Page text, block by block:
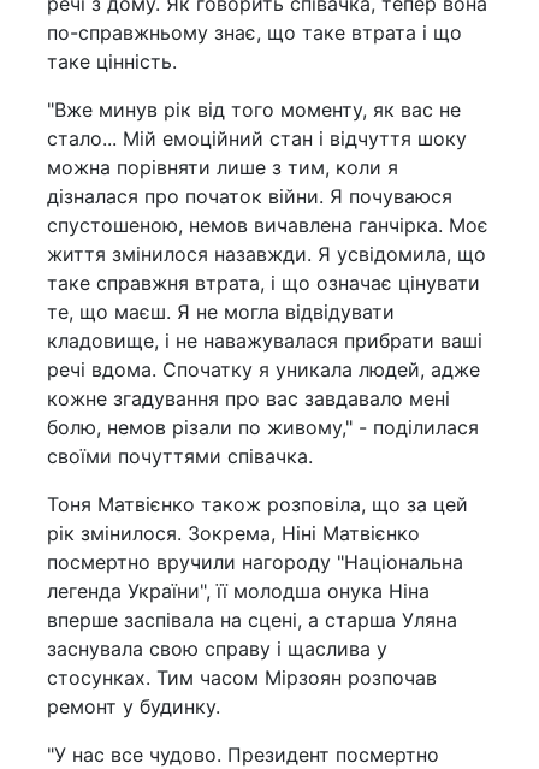
по-справжньому знає, що таке втрата і що
таке цінність.
"Вже минув рік від того моменту, як вас не
стало... Мій емоційний стан і відчуття шоку
можна порівняти лише з тим, коли я
дізналася про початок війни. Я почуваюся
спустошеною, немов вичавлена ганчірка. Моє
життя змінилося назавжди. Я усвідомила, що
таке справжня втрата, і що означає цінувати
те, що маєш. Я не могла відвідувати
кладовище, і не наважувалася прибрати ваші
речі вдома. Спочатку я уникала людей, адже
кожне згадування про вас завдавало мені
болю, немов різали по живому," - поділилася
своїми почуттями співачка.
Тоня Матвієнко також розповіла, що за цей
рік змінилося. Зокрема, Ніні Матвієнко
посмертно вручили нагороду "Національна
легенда України", її молодша онука Ніна
вперше заспівала на сцені, а старша Уляна
заснувала свою справу і щаслива у
стосунках. Тим часом Мірзоян розпочав
ремонт у будинку.
"У нас все чудово. Президент посмертно